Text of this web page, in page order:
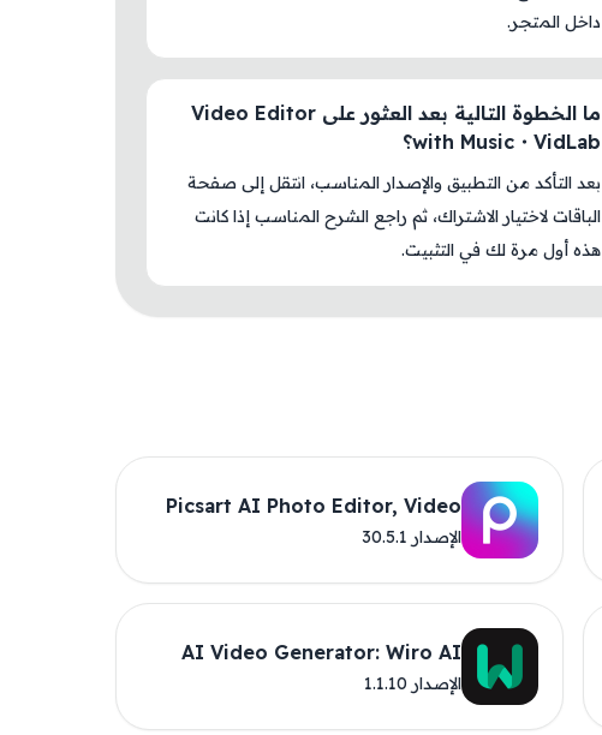
داخل المتجر.
ما الخطوة التالية بعد العثور على Video Editor
with Music・VidLab؟
بعد التأكد من التطبيق والإصدار المناسب، انتقل إلى صفحة
الباقات لاختيار الاشتراك، ثم راجع الشرح المناسب إذا كانت
هذه أول مرة لك في التثبيت.
Picsart AI Photo Editor, Video
الإصدار 30.5.1
AI Video Generator: Wiro AI
الإصدار 1.1.10